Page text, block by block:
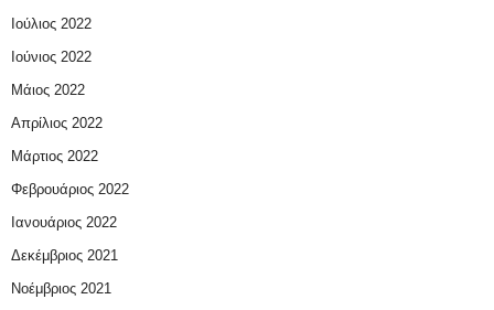
Ιούλιος 2022
Ιούνιος 2022
Μάιος 2022
Απρίλιος 2022
Μάρτιος 2022
Φεβρουάριος 2022
Ιανουάριος 2022
Δεκέμβριος 2021
Νοέμβριος 2021